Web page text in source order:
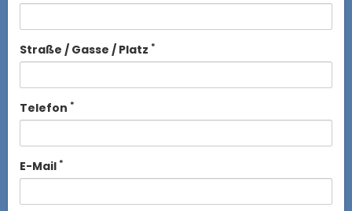
Straße / Gasse / Platz *
Telefon *
E-Mail *